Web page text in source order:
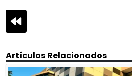
Navegación
de
Artículos Relacionados